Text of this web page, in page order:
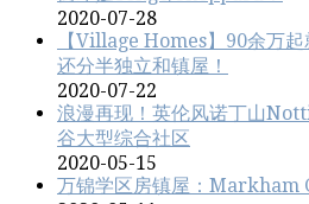
2020-07-28
【Village Homes】90余万
还分半独立和镇屋！
2020-07-22
浪漫再现！英伦风诺丁山
谷大型综合社区
2020-05-15
万锦学区房镇屋：Markham